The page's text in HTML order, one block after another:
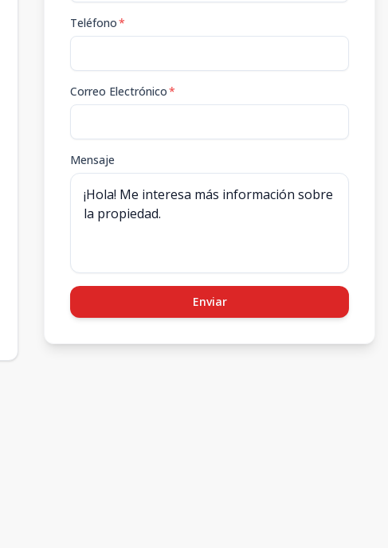
Teléfono*
Correo Electrónico*
Mensaje
Enviar